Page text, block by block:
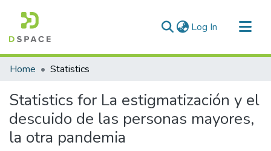
Log In (current)
Communities & Collections
Home Statistics
Statistics for La estigmatización y el
descuido de las personas mayores,
la otra pandemia